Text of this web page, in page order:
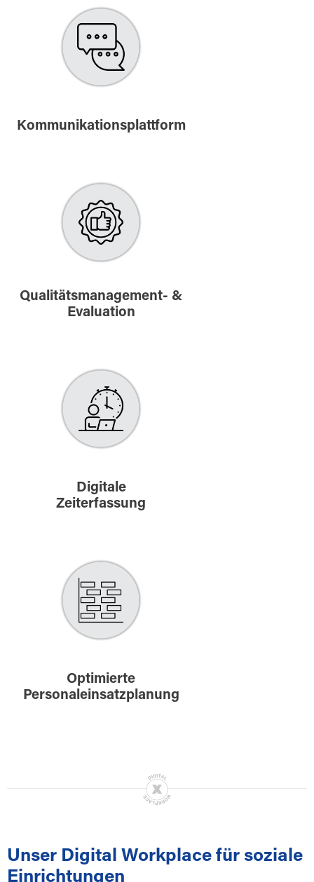
Kommunikationsplattform
Qualitätsmanagement- &
Evaluation
Digitale
Zeiterfassung
Optimierte
Personaleinsatzplanung
Unser Digital Workplace für soziale
Einrichtungen